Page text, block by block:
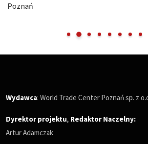
Poznań
Wydawca: World Trade Center Poznań sp. z
Dyrektor projektu, Redaktor Naczelny:
Artur Adamczak